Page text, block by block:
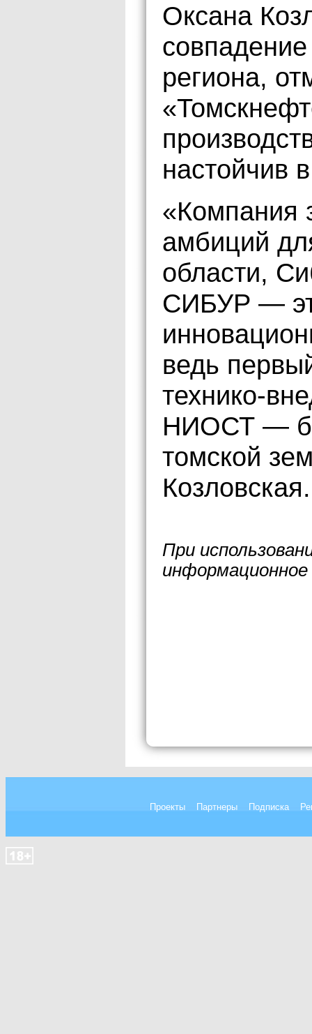
Оксана
региона,
настойчив
«Компания
амбиций
области,
СИБУР —
ведь
технико-
НИОСТ —
томской
Козловская.
При
Проекты Партнеры Подписка